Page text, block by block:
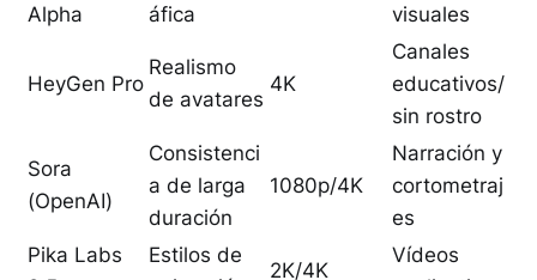
Alpha
áfica
visuales
HeyGen Pro
Realismo
de avatares
4K
Canales
educativos/
sin rostro
Sora
(OpenAI)
Consistenci
a de larga
duración
1080p/4K
Narración y
cortometraj
es
Pika Labs
Estilos de
2K/4K
Vídeos